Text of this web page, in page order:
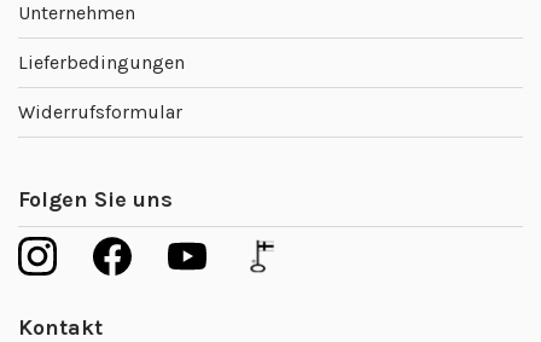
Unternehmen
Lieferbedingungen
Widerrufsformular
Folgen Sie uns
Kontakt